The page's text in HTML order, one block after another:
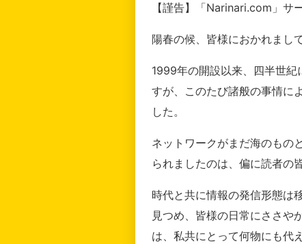
【謹告】「Narinari.com」サ
陽春の候、皆様におかれまし
1999年の開設以来、四半世紀
すが、このたび諸般の事情に
した。
ネットワークがまだ海のもの
られましたのは、偏に読者の
時代と共に情報の発信形態は
見つめ、皆様の日常にささや
は、私共にとって何物にも代